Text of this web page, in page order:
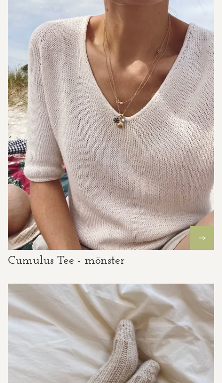
Cumulus Tee - mönster